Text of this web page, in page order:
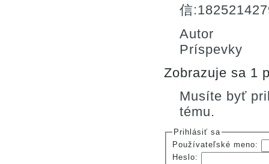
信
Autor
Príspevky
Zobrazuje sa 1
Musíte byť
tému.
Prihlásiť sa
Používateľské meno:
Heslo: